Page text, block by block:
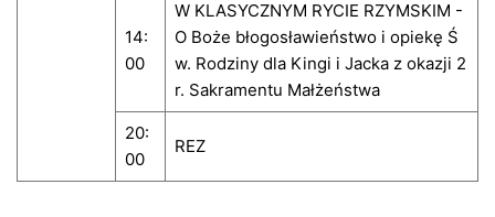
14:
00
W KLASYCZNYM RYCIE RZYMSKIM -
O Boże błogosławieństwo i opiekę Ś
w. Rodziny dla Kingi i Jacka z okazji 2
r. Sakramentu Małżeństwa
20:
00
REZ